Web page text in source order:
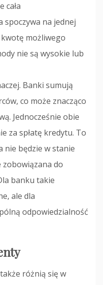
cała
spoczywa na jednej
możliwego
nie są wysokie lub
Banki sumują
co może znacząco
Jednocześnie obie
za spłatę kredytu. To
nie będzie w stanie
do
banku takie
ale dla
odpowiedzialność
różnią się w